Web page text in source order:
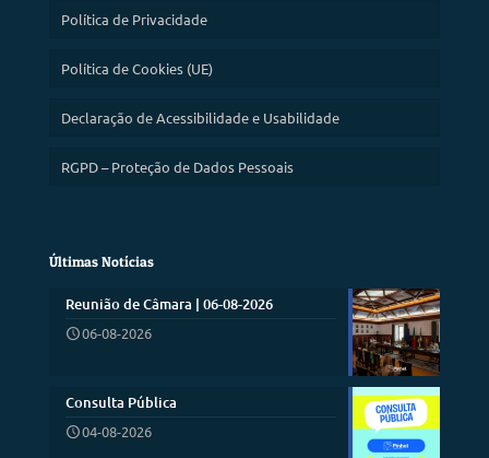
Política de Privacidade
Política de Cookies (UE)
Declaração de Acessibilidade e Usabilidade
RGPD – Proteção de Dados Pessoais
Últimas Notícias
Reunião de Câmara | 06-08-2026
06-08-2026
Consulta Pública
04-08-2026